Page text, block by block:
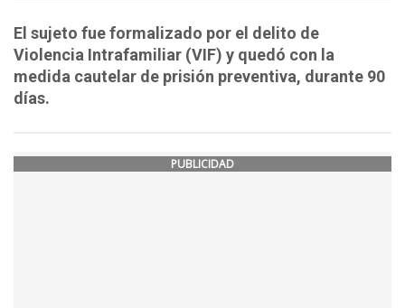
El sujeto fue formalizado por el delito de
Violencia Intrafamiliar (VIF) y quedó con la
medida cautelar de prisión preventiva, durante 90
días.
PUBLICIDAD